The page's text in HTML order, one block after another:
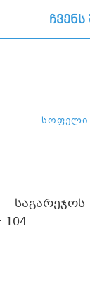
ᲩᲕᲔᲜᲡ
ᲡᲝᲤᲔᲚᲘ